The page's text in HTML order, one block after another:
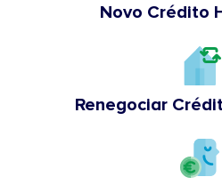
Novo Crédito
Renegociar